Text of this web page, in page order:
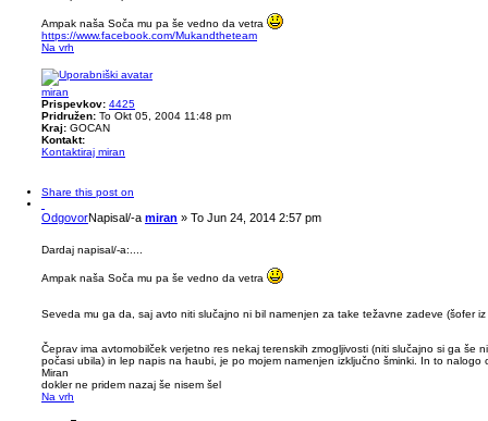
Ampak naša Soča mu pa še vedno da vetra
https://www.facebook.com/Mukandtheteam
Na vrh
miran
Prispevkov: 4425
Pridružen: To Okt 05, 2004 11:48 pm
Kraj: GOCAN
Kontakt:
Kontaktiraj miran
Share this post on
OdgovorNapisal/-a miran » To Jun 24, 2014 2:57 pm
Dardaj napisal/-a:
Ampak naša Soča mu pa še vedno da vetra
Seveda mu ga da, saj avto niti slučajno ni bil namenjen za take težavne zadeve (šofer
Čeprav ima avtomobilček verjetno res nekaj terenskih zmogljivosti (niti slučajno si ga še
počasi ubila) in lep napis na haubi, je po mojem namenjen izključno šminki. In to nalogo
Miran
dokler ne pridem nazaj še nisem šel
Na vrh